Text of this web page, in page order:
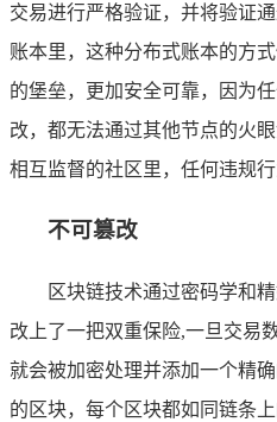
交易进行严格验证，并将验证
账本里，这种分布式账本的方
的堡垒，更加安全可靠，因为
改，都无法通过其他节点的火
相互监督的社区里，任何违规行
不可篡改
区块链技术通过密码学和
改上了一把双重保险,一旦交易
就会被加密处理并添加一个精
的区块，每个区块都如同链条